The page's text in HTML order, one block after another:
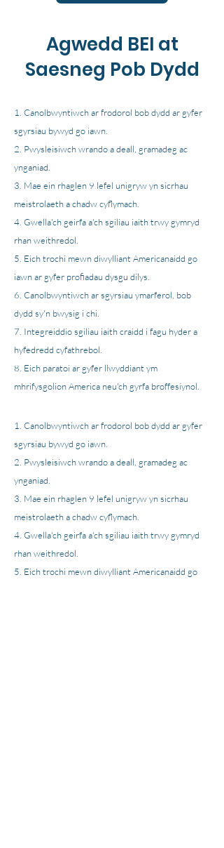
Agwedd BEI at
Saesneg Pob Dydd
Canolbwyntiwch ar frodorol bob dydd ar gyfer
sgyrsiau bywyd go iawn.
Pwysleisiwch wrando a deall, gramadeg ac
ynganiad.
Mae ein rhaglen 9 lefel unigryw yn sicrhau
meistrolaeth a chadw cyflymach.
Gwella'ch geirfa a'ch sgiliau iaith trwy gymryd
rhan weithredol.
Eich trochi mewn diwylliant Americanaidd go
iawn ar gyfer profiadau dysgu dilys.
Canolbwyntiwch ar sgyrsiau ymarferol, bob
dydd sy'n bwysig i chi.
Integreiddio sgiliau iaith craidd i fagu hyder a
hyfedredd cyfathrebol.
Eich paratoi ar gyfer llwyddiant ym
mhrifysgolion America neu'ch gyrfa broffesiynol.
Canolbwyntiwch ar frodorol bob dydd ar gyfer
sgyrsiau bywyd go iawn.
Pwysleisiwch wrando a deall, gramadeg ac
ynganiad.
Mae ein rhaglen 9 lefel unigryw yn sicrhau
meistrolaeth a chadw cyflymach.
Gwella'ch geirfa a'ch sgiliau iaith trwy gymryd
rhan weithredol.
Eich trochi mewn diwylliant Americanaidd go